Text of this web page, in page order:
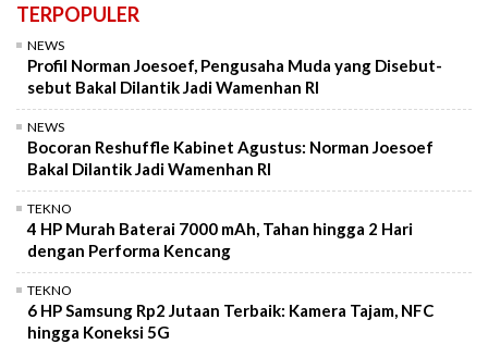
TERPOPULER
NEWS
Profil Norman Joesoef, Pengusaha Muda yang Disebut-
sebut Bakal Dilantik Jadi Wamenhan RI
NEWS
Bocoran Reshuffle Kabinet Agustus: Norman Joesoef
Bakal Dilantik Jadi Wamenhan RI
TEKNO
4 HP Murah Baterai 7000 mAh, Tahan hingga 2 Hari
dengan Performa Kencang
TEKNO
6 HP Samsung Rp2 Jutaan Terbaik: Kamera Tajam, NFC
hingga Koneksi 5G